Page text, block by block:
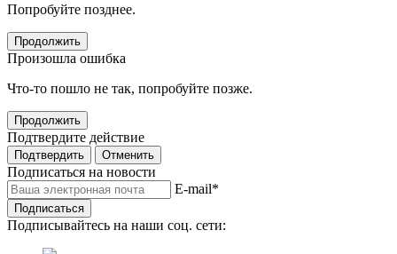
Попробуйте позднее.
Продолжить
Произошла ошибка
Что-то пошло не так, попробуйте позже.
Продолжить
Подтвердите действие
Подтвердить Отменить
Подписаться на новости
E-mail*
Подписаться
Подписывайтесь на наши соц. сети: